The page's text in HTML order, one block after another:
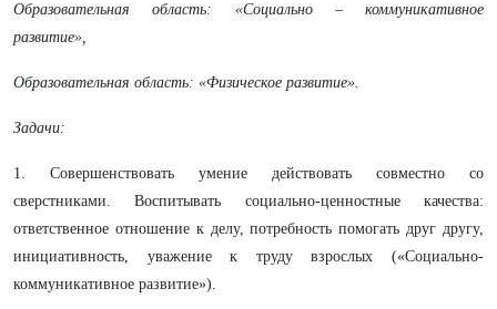
Образовательная область: «Социально – коммуникативное
развитие»,
Образовательная область: «Физическое развитие».
Задачи:
1. Совершенствовать умение действовать совместно со
сверстниками. Воспитывать социально-ценностные качества:
ответственное отношение к делу, потребность помогать друг другу,
инициативность, уважение к труду взрослых («Социально-
коммуникативное развитие»).